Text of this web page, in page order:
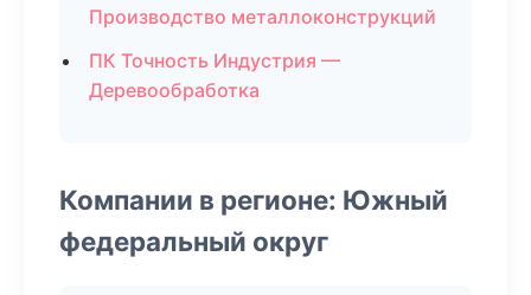
Производство металлоконструкций
ПК Точность Индустрия —
Деревообработка
Компании в регионе: Южный
федеральный округ